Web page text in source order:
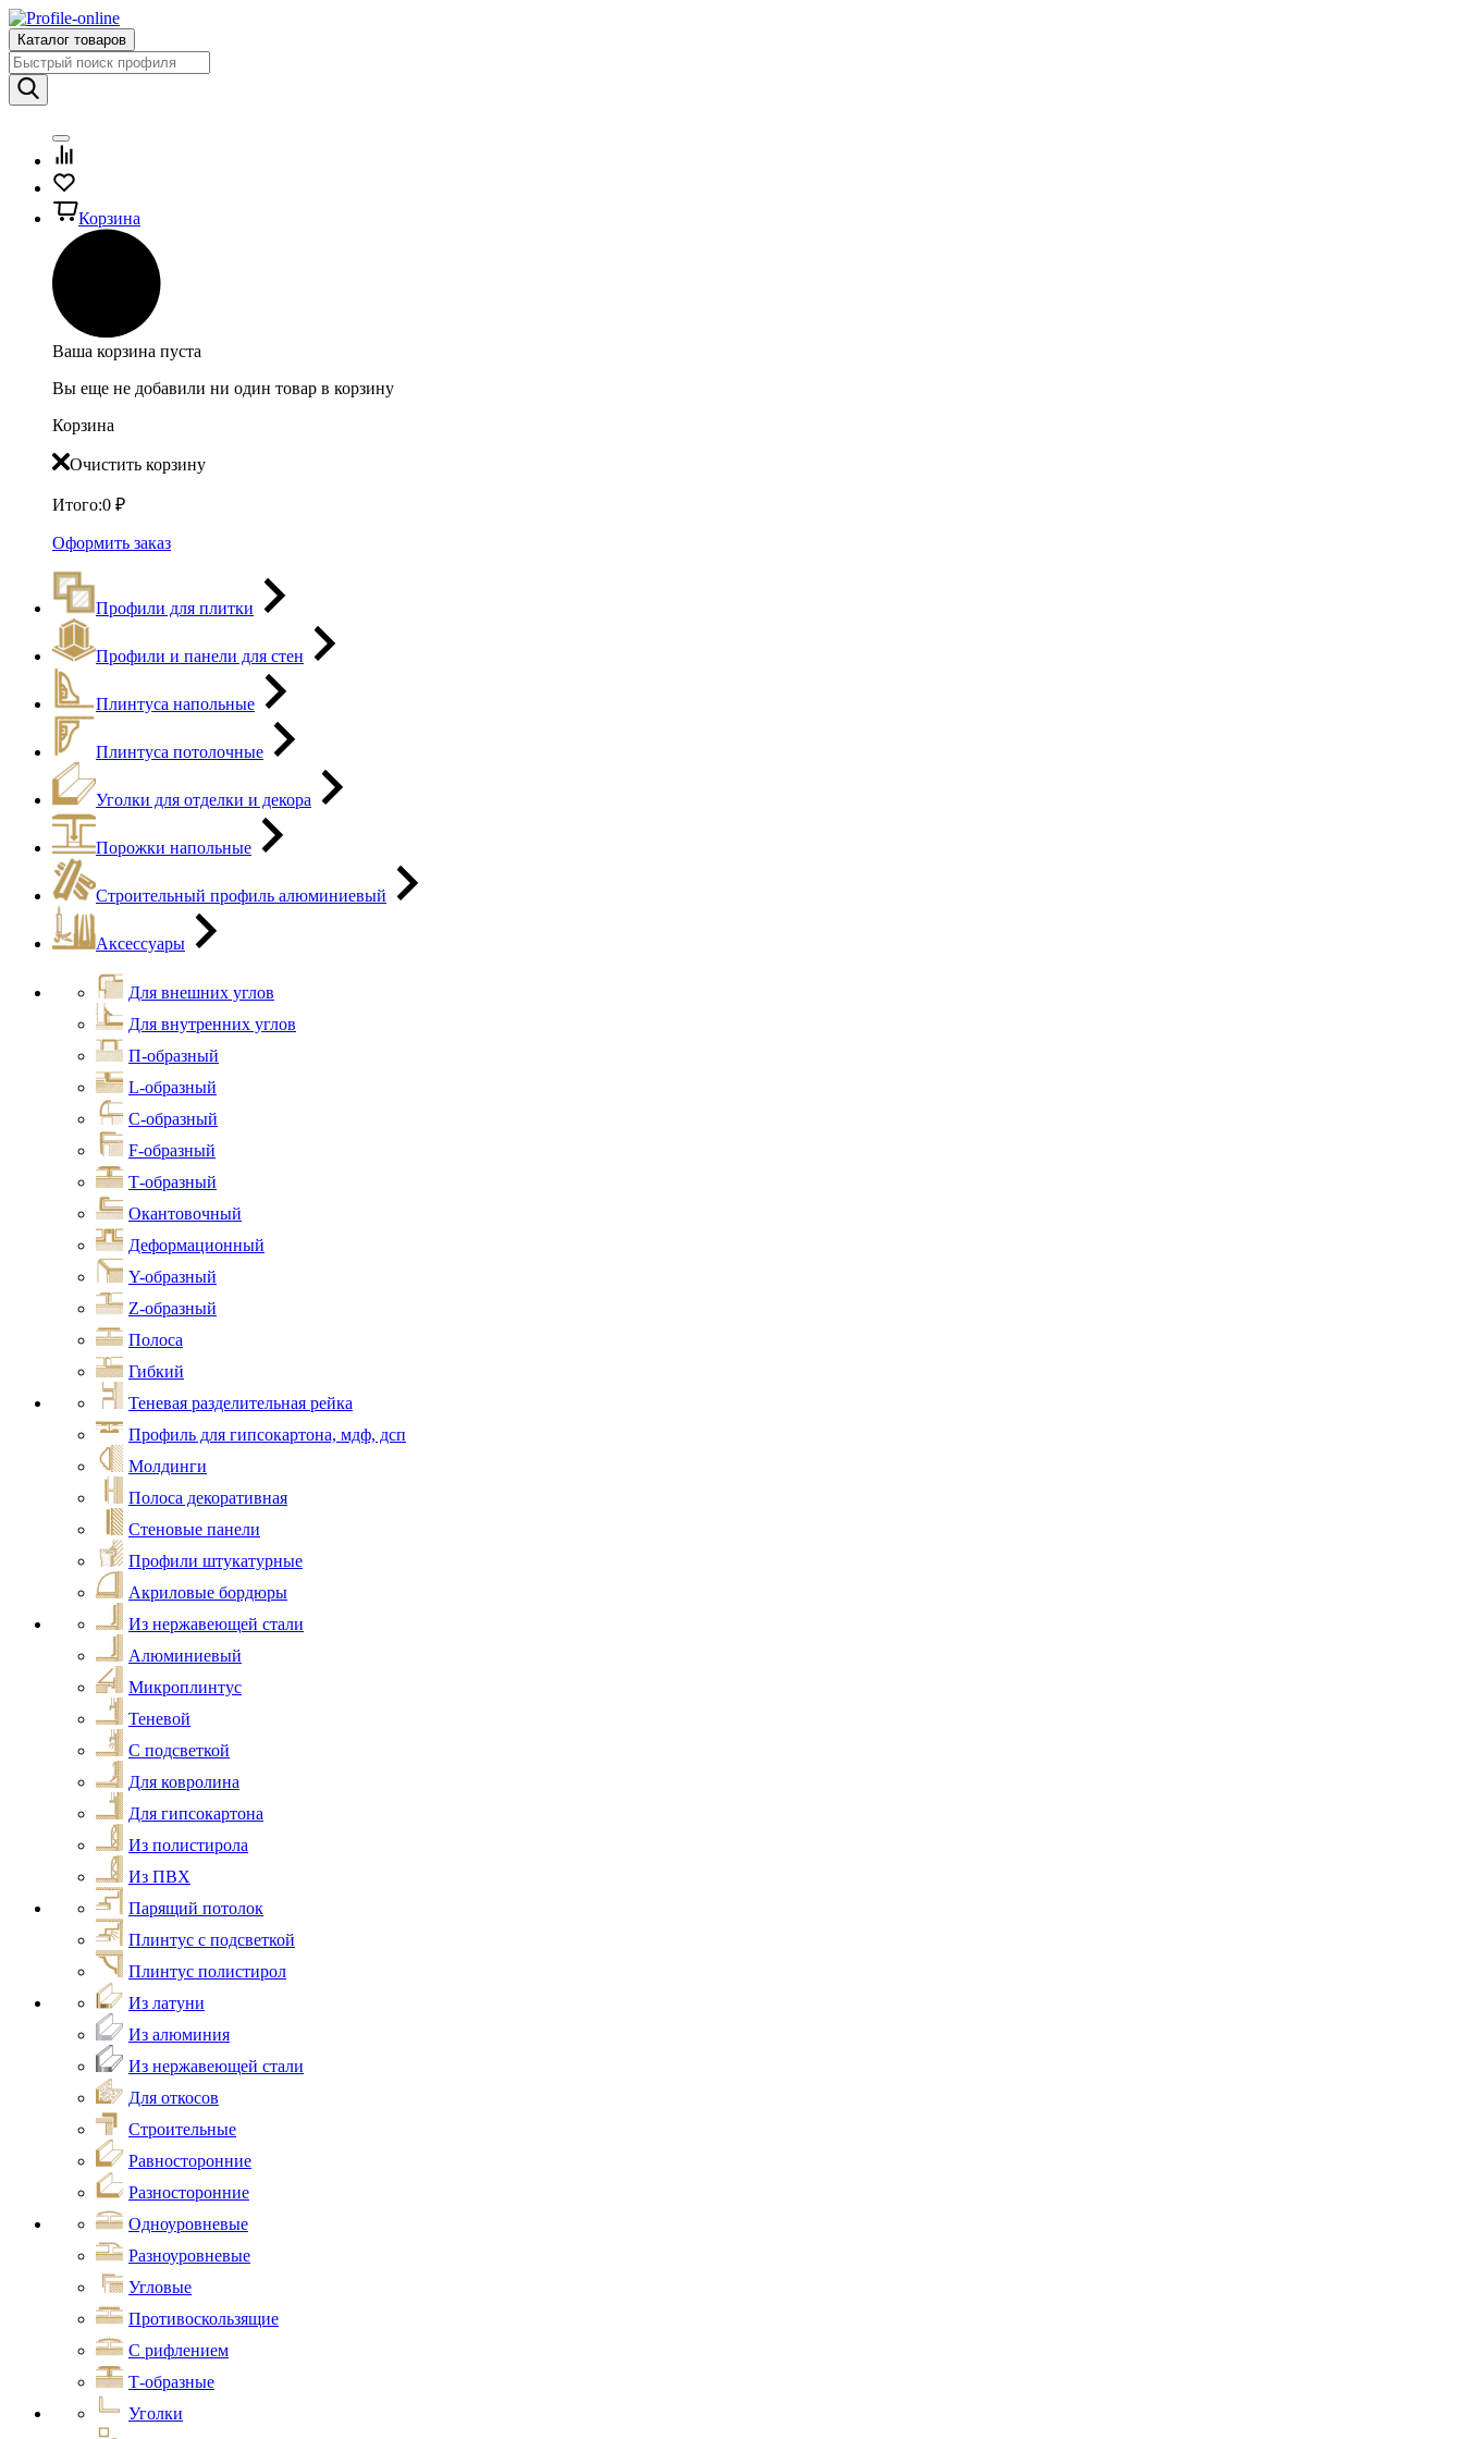
Каталог товаров
Корзина
Ваша корзина пуста
Вы еще не добавили ни один товар в корзину
Корзина
Очистить корзину
Итого:0 ₽
Оформить заказ
Профили для плитки
Профили и панели для стен
Плинтуса напольные
Плинтуса потолочные
Уголки для отделки и декора
Порожки напольные
Строительный профиль алюминиевый
Аксессуары
Для внешних углов
Для внутренних углов
П-образный
L-образный
С-образный
F-образный
Т-образный
Окантовочный
Деформационный
Y-образный
Z-образный
Полоса
Гибкий
Теневая разделительная рейка
Профиль для гипсокартона, мдф, дсп
Молдинги
Полоса декоративная
Стеновые панели
Профили штукатурные
Акриловые бордюры
Из нержавеющей стали
Алюминиевый
Микроплинтус
Теневой
С подсветкой
Для ковролина
Для гипсокартона
Из полистирола
Из ПВХ
Парящий потолок
Плинтус с подсветкой
Плинтус полистирол
Из латуни
Из алюминия
Из нержавеющей стали
Для откосов
Строительные
Равносторонние
Разносторонние
Одноуровневые
Разноуровневые
Угловые
Противоскользящие
С рифлением
Т-образные
Уголки